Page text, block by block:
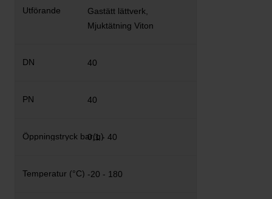
Gastätt lättverk,
Mjuktätning Viton
40
40
0,1 - 40
-20 - 180